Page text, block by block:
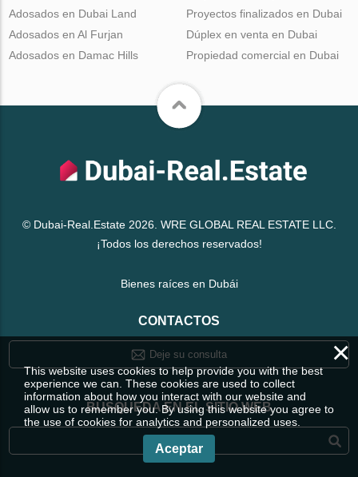
Adosados en Dubai Land
Adosados en Al Furjan
Adosados en Damac Hills
Proyectos finalizados en Dubai
Dúplex en venta en Dubai
Propiedad comercial en Dubai
© Dubai-Real.Estate 2026. WRE GLOBAL REAL ESTATE LLC.
¡Todos los derechos reservados!
Bienes raíces en Dubái
CONTACTOS
Deje su consulta
BÚSQUEDA EN EL SITIO WEB
×
This website uses cookies to help provide you with the best
experience we can. These cookies are used to collect
information about how you interact with our website and
allow us to remember you. By using this website you agree to
the use of cookies for analytics and personalized uses.
Aceptar